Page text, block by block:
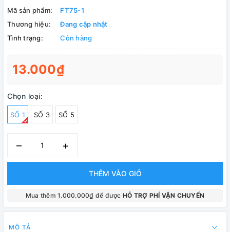
Mã sản phẩm:
FT75-1
Thương hiệu:
Đang cập nhật
Tình trạng:
Còn hàng
13.000₫
Chọn loại:
SỐ 1 SỐ 3 SỐ 5
– +
THÊM VÀO GIỎ
Mua thêm 1.000.000₫ để được HỖ TRỢ PHÍ VẬN CHUYỂN
MÔ TẢ